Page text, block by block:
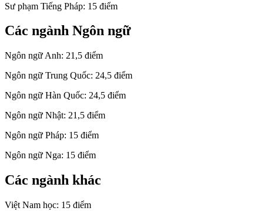
Sư phạm Tiếng Pháp: 15 điểm
Các ngành Ngôn ngữ
Ngôn ngữ Anh: 21,5 điểm
Ngôn ngữ Trung Quốc: 24,5 điểm
Ngôn ngữ Hàn Quốc: 24,5 điểm
Ngôn ngữ Nhật: 21,5 điểm
Ngôn ngữ Pháp: 15 điểm
Ngôn ngữ Nga: 15 điểm
Các ngành khác
Việt Nam học: 15 điểm